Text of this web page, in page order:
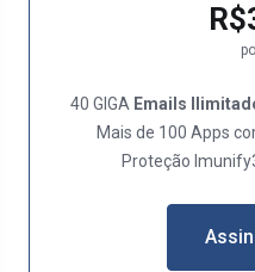
40 GIGA Emails
Mais de 100 Apps
Proteção